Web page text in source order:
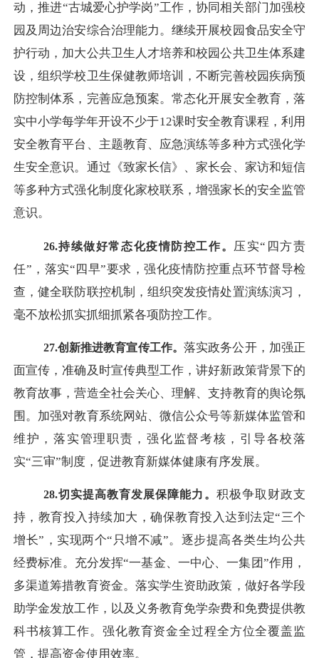
动，推进“古城爱心护学岗”工作，协同相关部门加强校
园及周边治安综合治理能力。继续开展校园食品安全守
护行动，加大公共卫生人才培养和校园公共卫生体系建
设，组织学校卫生保健教师培训，不断完善校园疾病预
防控制体系，完善应急预案。常态化开展安全教育，落
实中小学每学年开设不少于12课时安全教育课程，利用
安全教育平台、主题教育、应急演练等多种方式强化学
生安全意识。通过《致家长信》、家长会、家访和短信
等多种方式强化制度化家校联系，增强家长的安全监管
意识。
26.持续做好常态化疫情防控工作。 压实“四方责
任”，落实“四早”要求，强化疫情防控重点环节督导检
查，健全联防联控机制，组织突发疫情处置演练演习，
毫不放松抓实抓细抓紧各项防控工作。
27.创新推进教育宣传工作。 落实政务公开，加强正
面宣传，准确及时宣传典型工作，讲好新政策背景下的
教育故事，营造全社会关心、理解、支持教育的舆论氛
围。加强对教育系统网站、微信公众号等新媒体监管和
维护，落实管理职责，强化监督考核，引导各校落
实“三审”制度，促进教育新媒体健康有序发展。
28.切实提高教育发展保障能力。 积极争取财政支
持，教育投入持续加大，确保教育投入达到法定“三个
增长”，实现两个“只增不减”。逐步提高各类生均公共
经费标准。充分发挥“一基金、一中心、一集团”作用，
多渠道筹措教育资金。落实学生资助政策，做好各学段
助学金发放工作，以及义务教育免学杂费和免费提供教
科书核算工作。强化教育资金全过程全方位全覆盖监
管，提高资金使用效率。